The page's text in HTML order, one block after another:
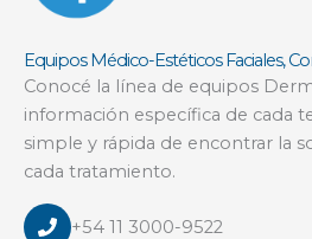
Equipos Médico-Estéticos Faciales,
Conocé la línea de equipos
información específica de cada
simple y rápida de encontrar la
cada tratamiento.
+54 11 3000-9522